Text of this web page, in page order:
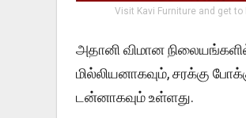
Visit Kavi Furniture and get
அதானி விமான
மில்லியனாகவும், சரக்கு
டன்னாகவும் உள்ளது.